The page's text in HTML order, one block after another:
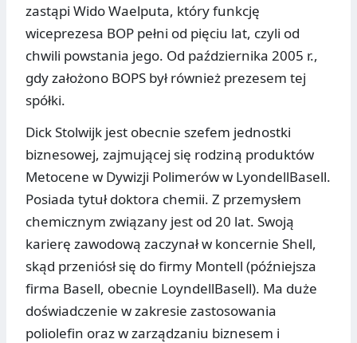
zastąpi Wido Waelputa, który funkcję
wiceprezesa BOP pełni od pięciu lat, czyli od
chwili powstania jego. Od października 2005 r.,
gdy założono BOPS był również prezesem tej
spółki.
Dick Stolwijk jest obecnie szefem jednostki
biznesowej, zajmującej się rodziną produktów
Metocene w Dywizji Polimerów w LyondellBasell.
Posiada tytuł doktora chemii. Z przemysłem
chemicznym związany jest od 20 lat. Swoją
karierę zawodową zaczynał w koncernie Shell,
skąd przeniósł się do firmy Montell (późniejsza
firma Basell, obecnie LoyndellBasell). Ma duże
doświadczenie w zakresie zastosowania
poliolefin oraz w zarządzaniu biznesem i